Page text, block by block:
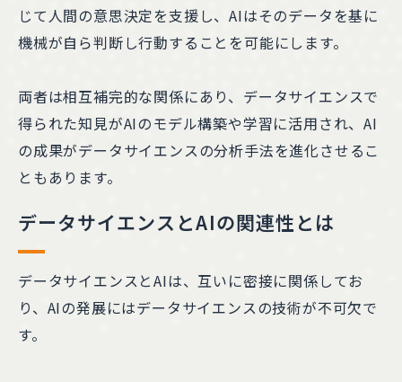
じて人間の意思決定を支援し、AIはそのデータを基に
機械が自ら判断し行動することを可能にします。
両者は相互補完的な関係にあり、データサイエンスで
得られた知見がAIのモデル構築や学習に活用され、AI
の成果がデータサイエンスの分析手法を進化させるこ
ともあります。
データサイエンスとAIの関連性とは
データサイエンスとAIは、互いに密接に関係してお
り、AIの発展にはデータサイエンスの技術が不可欠で
す。